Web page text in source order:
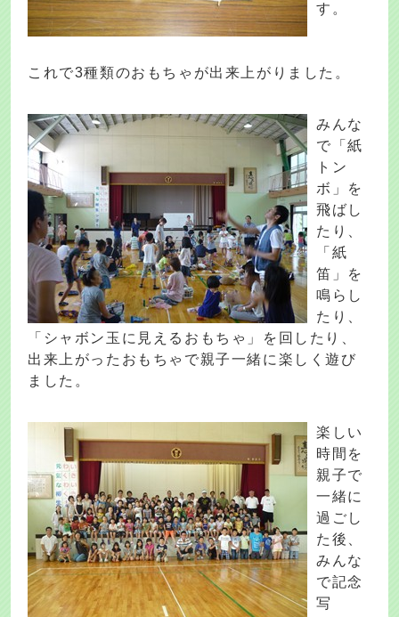
す。
これで3種類のおもちゃが出来上がりました。
みんな
で「紙
トン
ボ」を
飛ばし
たり、
「紙
笛」を
鳴らし
たり、
「シャボン玉に見えるおもちゃ」を回したり、
出来上がったおもちゃで親子一緒に楽しく遊び
ました。
楽しい
時間を
親子で
一緒に
過ごし
た後、
みんな
で記念
写